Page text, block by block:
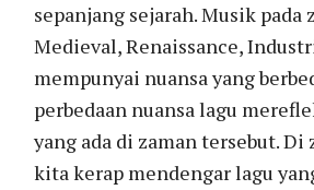
sepanjang sejarah. Musik pada
Medieval, Renaissance,
mempunyai nuansa yang
perbedaan nuansa lagu
yang ada di zaman tersebut. Di
kita kerap mendengar lagu